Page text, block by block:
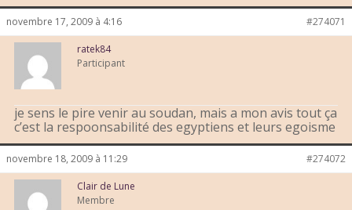
novembre 17, 2009 à 4:16 #274071
ratek84
Participant
je sens le pire venir au soudan, mais a mon avis tout ça
c’est la respoonsabilité des egyptiens et leurs egoisme
novembre 18, 2009 à 11:29 #274072
Clair de Lune
Membre